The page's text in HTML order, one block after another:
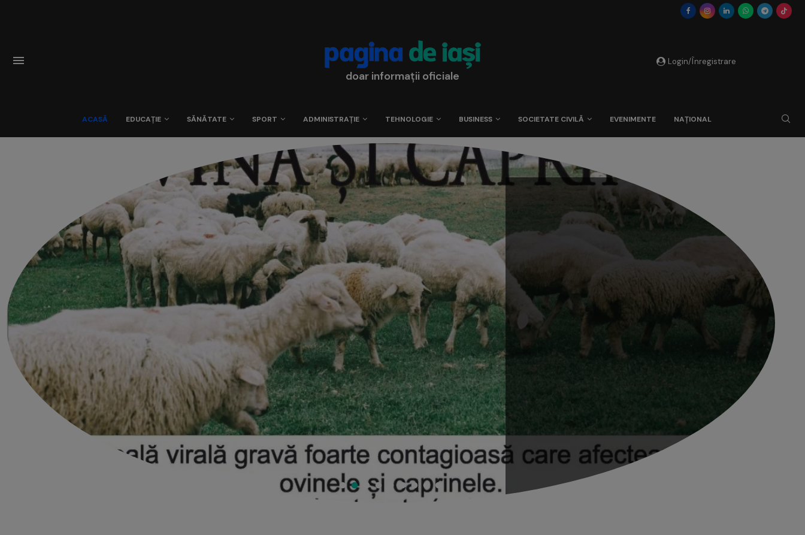
doar informații oficiale
Login/Înregistrare
ACASĂ EDUCAȚIE SĂNĂTATE SPORT ADMINISTRAȚIE TEHNOLOGIE BUSINESS SOCIETATE CIVILĂ EVENIMENTE NAȚIONAL
Restricții furnizare apă în comuna Bârnova, în
toată luna august
Program de furnizare a apei potabile în localitățile
CITEȘTE MAI MULT
Focar de variolă ovină confirmat în județul
Iași
Direcția Sanitară Veterinară și pentru Siguranța